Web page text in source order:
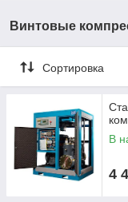
Винтовые
Сортировка
В
4